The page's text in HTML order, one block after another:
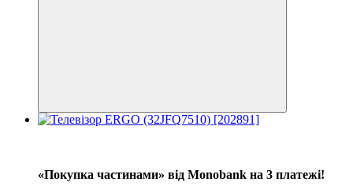
«Покупка частинами» від Monobank на 3 платежі!